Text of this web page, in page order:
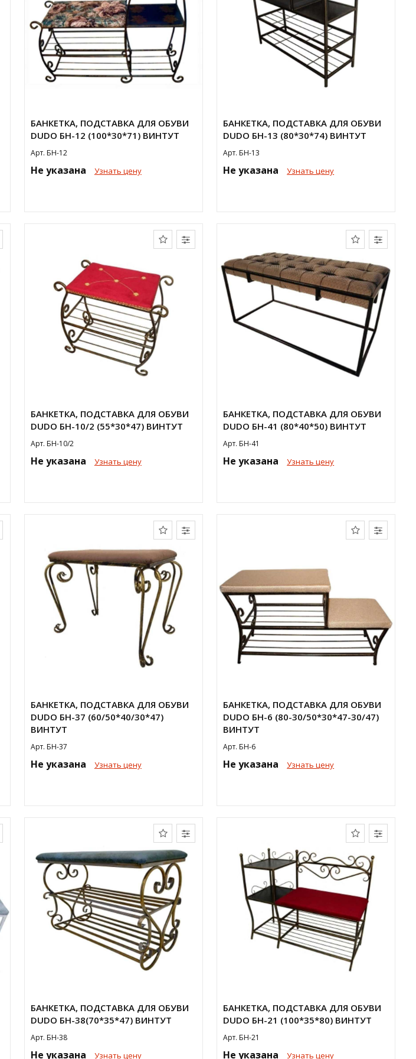
БАНКЕТКА, ПОДСТАВКА ДЛЯ ОБУВИ
DUDO БН-12 (100*30*71) ВИНТУТ
Арт. БН-12
Не указана Узнать цену
БАНКЕТКА, ПОДСТАВКА ДЛЯ ОБУВИ
DUDO БН-13 (80*30*74) ВИНТУТ
Арт. БН-13
Не указана Узнать цену
БАНКЕТКА, ПОДСТАВКА ДЛЯ ОБУВИ
DUDO БН-10/2 (55*30*47) ВИНТУТ
Арт. БН-10/2
Не указана Узнать цену
БАНКЕТКА, ПОДСТАВКА ДЛЯ ОБУВИ
DUDO БН-41 (80*40*50) ВИНТУТ
Арт. БН-41
Не указана Узнать цену
БАНКЕТКА, ПОДСТАВКА ДЛЯ ОБУВИ
DUDO БН-37 (60/50*40/30*47)
ВИНТУТ
Арт. БН-37
Не указана Узнать цену
БАНКЕТКА, ПОДСТАВКА ДЛЯ ОБУВИ
DUDO БН-6 (80-30/50*30*47-30/47)
ВИНТУТ
Арт. БН-6
Не указана Узнать цену
БАНКЕТКА, ПОДСТАВКА ДЛЯ ОБУВИ
DUDO БН-38(70*35*47) ВИНТУТ
Арт. БН-38
Не указана Узнать цену
БАНКЕТКА, ПОДСТАВКА ДЛЯ ОБУВИ
DUDO БН-21 (100*35*80) ВИНТУТ
Арт. БН-21
Не указана Узнать цену